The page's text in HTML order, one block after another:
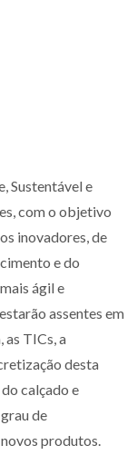
Sustentável e
com o objetivo
inovadores, de
e do
ágil e
assentes em
TICs, a
desta
calçado e
de
produtos.